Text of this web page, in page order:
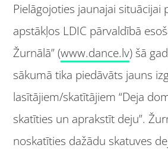
Pielāgojoties jaunajai situācijai
apstākļos LDIC pārvaldībā
Žurnālā” (www.dance.lv) šā
sākumā tika piedāvāts jauns
lasītājiem/skatītājiem “Deja
skatīties un aprakstīt deju”.
noskatīties dažādu skatuves